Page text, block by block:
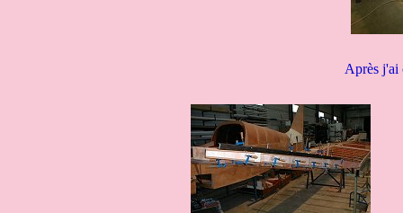
Après j'ai